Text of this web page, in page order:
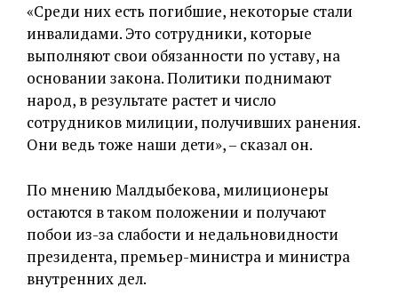
«Среди них есть погибшие, некоторые стали
инвалидами. Это сотрудники, которые
выполняют свои обязанности по уставу, на
основании закона. Политики поднимают
народ, в результате растет и число
сотрудников милиции, получивших ранения.
Они ведь тоже наши дети», – сказал он.
По мнению Малдыбекова, милиционеры
остаются в таком положении и получают
побои из-за слабости и недальновидности
президента, премьер-министра и министра
внутренних дел.